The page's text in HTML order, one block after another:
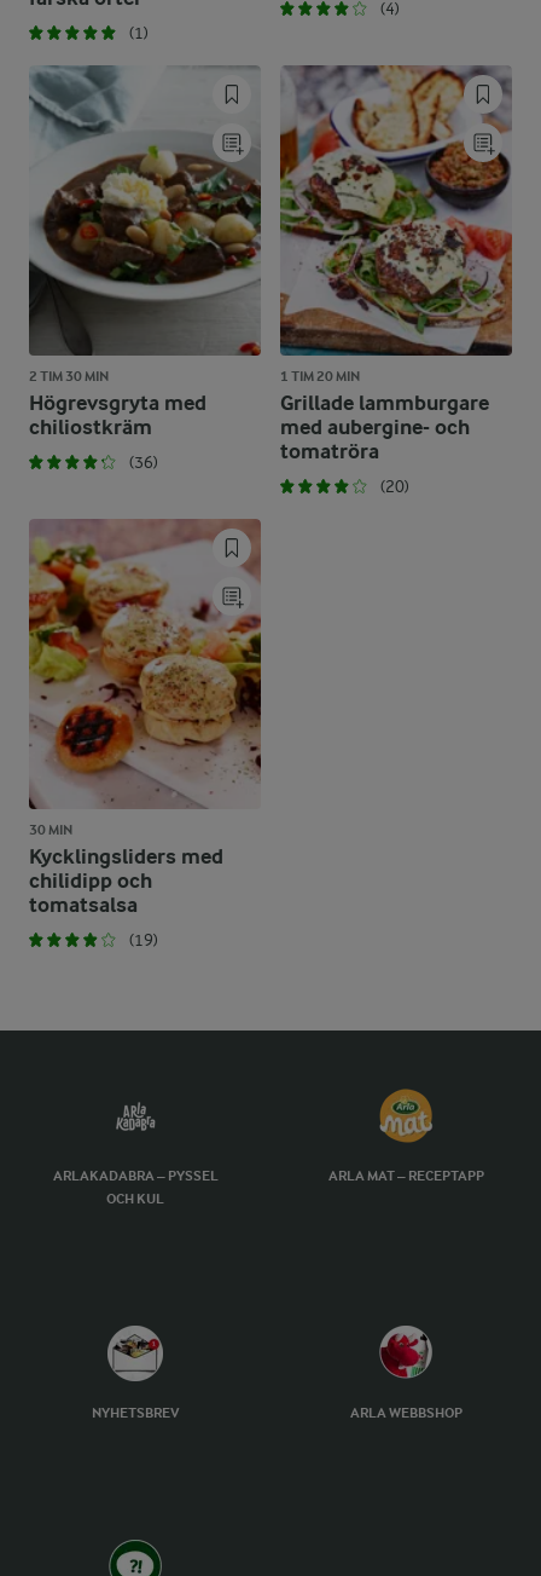
(1)
(4)
2 TIM 30 MIN
Högrevsgryta med
chiliostkräm
(36)
1 TIM 20 MIN
Grillade lammburgare
med aubergine- och
tomatröra
(20)
30 MIN
Kycklingsliders med
chilidipp och
tomatsalsa
(19)
ARLAKADABRA – PYSSEL
OCH KUL
ARLA MAT – RECEPTAPP
NYHETSBREV ARLA WEBBSHOP